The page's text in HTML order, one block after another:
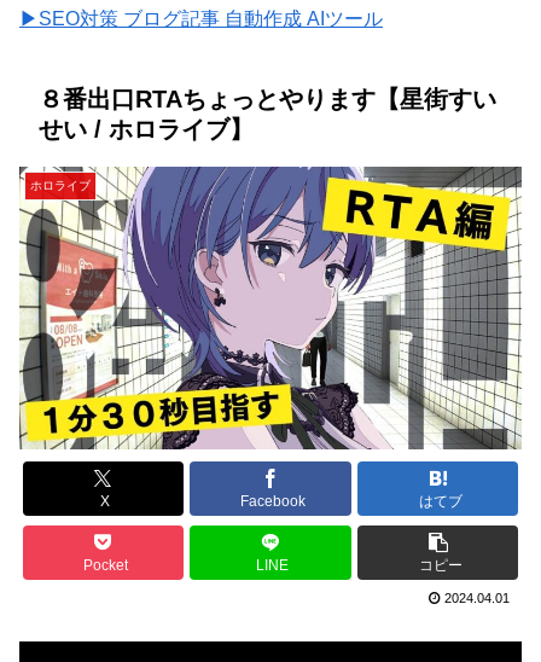
▶SEO対策 ブログ記事 自動作成 AIツール
８番出口RTAちょっとやります【星街すい
せい / ホロライブ】
ホロライブ
X Facebook はてブ
Pocket LINE コピー
2024.04.01